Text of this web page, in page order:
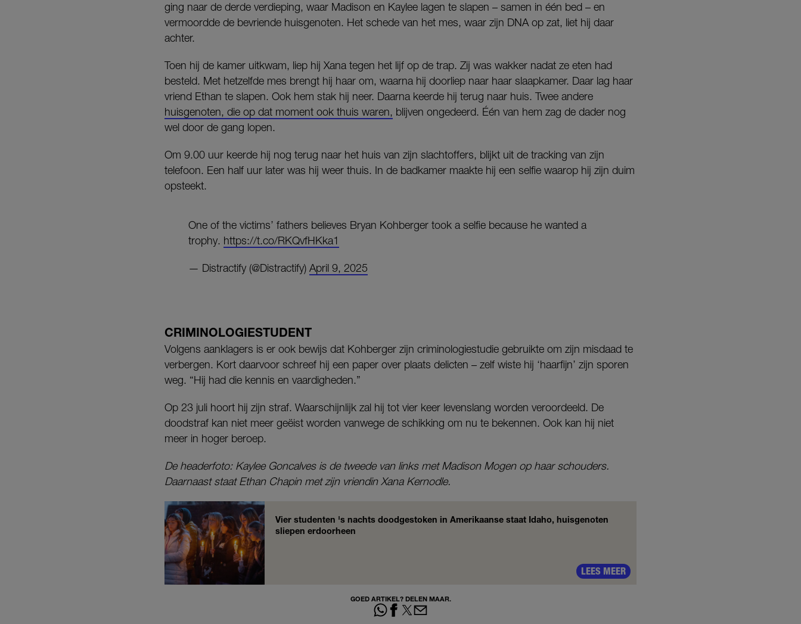
ging naar de derde verdieping, waar Madison en Kaylee lagen te slapen – samen in één bed – en
vermoordde de bevriende huisgenoten. Het schede van het mes, waar zijn DNA op zat, liet hij daar
achter.
Toen hij de kamer uitkwam, liep hij Xana tegen het lijf op de trap. Zij was wakker nadat ze eten had
besteld. Met hetzelfde mes brengt hij haar om, waarna hij doorliep naar haar slaapkamer. Daar lag haar
vriend Ethan te slapen. Ook hem stak hij neer. Daarna keerde hij terug naar huis. Twee andere
huisgenoten, die op dat moment ook thuis waren, blijven ongedeerd. Één van hem zag de dader nog
wel door de gang lopen.
Om 9.00 uur keerde hij nog terug naar het huis van zijn slachtoffers, blijkt uit de tracking van zijn
telefoon. Een half uur later was hij weer thuis. In de badkamer maakte hij een selfie waarop hij zijn duim
opsteekt.
One of the victims’ fathers believes Bryan Kohberger took a selfie because he wanted a
trophy. https://t.co/RKQvfHKka1
— Distractify (@Distractify) April 9, 2025
CRIMINOLOGIESTUDENT
Volgens aanklagers is er ook bewijs dat Kohberger zijn criminologiestudie gebruikte om zijn misdaad te
verbergen. Kort daarvoor schreef hij een paper over plaats delicten – zelf wiste hij ‘haarfijn’ zijn sporen
weg. “Hij had die kennis en vaardigheden.”
Op 23 juli hoort hij zijn straf. Waarschijnlijk zal hij tot vier keer levenslang worden veroordeeld. De
doodstraf kan niet meer geëist worden vanwege de schikking om nu te bekennen. Ook kan hij niet
meer in hoger beroep.
De headerfoto: Kaylee Goncalves is de tweede van links met Madison Mogen op haar schouders.
Daarnaast staat Ethan Chapin met zijn vriendin Xana Kernodle.
Vier studenten 's nachts doodgestoken in Amerikaanse staat Idaho, huisgenoten
sliepen erdoorheen
LEES MEER
GOED ARTIKEL? DELEN MAAR.